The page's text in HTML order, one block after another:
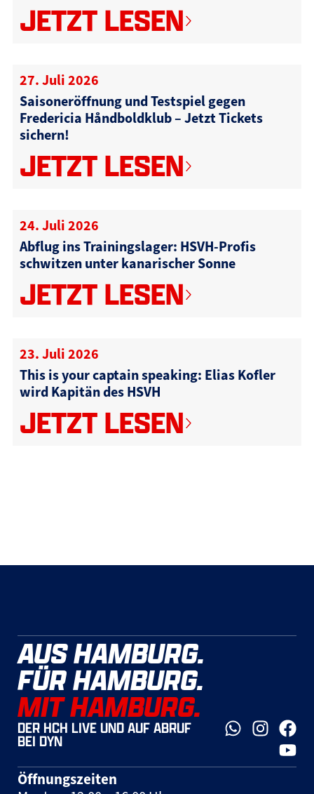
JETZT LESEN
27. Juli 2026
Saisoneröffnung und Testspiel gegen
Fredericia Håndboldklub – Jetzt Tickets
sichern!
JETZT LESEN
24. Juli 2026
Abflug ins Trainingslager: HSVH-Profis
schwitzen unter kanarischer Sonne
JETZT LESEN
23. Juli 2026
This is your captain speaking: Elias Kofler
wird Kapitän des HSVH
JETZT LESEN
AUS HAMBURG.
FÜR HAMBURG.
MIT HAMBURG.
DER HCH LIVE UND AUF ABRUF
BEI DYN
Öffnungszeiten